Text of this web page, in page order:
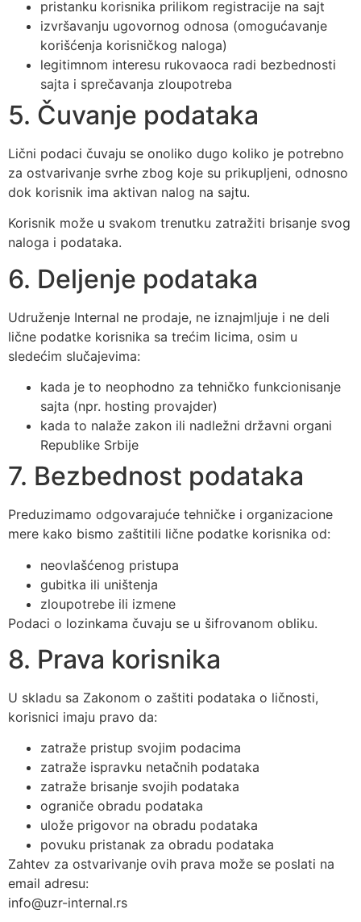
pristanku korisnika prilikom registracije na sajt
izvršavanju ugovornog odnosa (omogućavanje
korišćenja korisničkog naloga)
legitimnom interesu rukovaoca radi bezbednosti
sajta i sprečavanja zloupotreba
5. Čuvanje podataka
Lični podaci čuvaju se onoliko dugo koliko je potrebno
za ostvarivanje svrhe zbog koje su prikupljeni, odnosno
dok korisnik ima aktivan nalog na sajtu.
Korisnik može u svakom trenutku zatražiti brisanje svog
naloga i podataka.
6. Deljenje podataka
Udruženje Internal ne prodaje, ne iznajmljuje i ne deli
lične podatke korisnika sa trećim licima, osim u
sledećim slučajevima:
kada je to neophodno za tehničko funkcionisanje
sajta (npr. hosting provajder)
kada to nalaže zakon ili nadležni državni organi
Republike Srbije
7. Bezbednost podataka
Preduzimamo odgovarajuće tehničke i organizacione
mere kako bismo zaštitili lične podatke korisnika od:
neovlašćenog pristupa
gubitka ili uništenja
zloupotrebe ili izmene
Podaci o lozinkama čuvaju se u šifrovanom obliku.
8. Prava korisnika
U skladu sa Zakonom o zaštiti podataka o ličnosti,
korisnici imaju pravo da:
zatraže pristup svojim podacima
zatraže ispravku netačnih podataka
zatraže brisanje svojih podataka
ograniče obradu podataka
ulože prigovor na obradu podataka
povuku pristanak za obradu podataka
Zahtev za ostvarivanje ovih prava može se poslati na
email adresu:
info@uzr-internal.rs